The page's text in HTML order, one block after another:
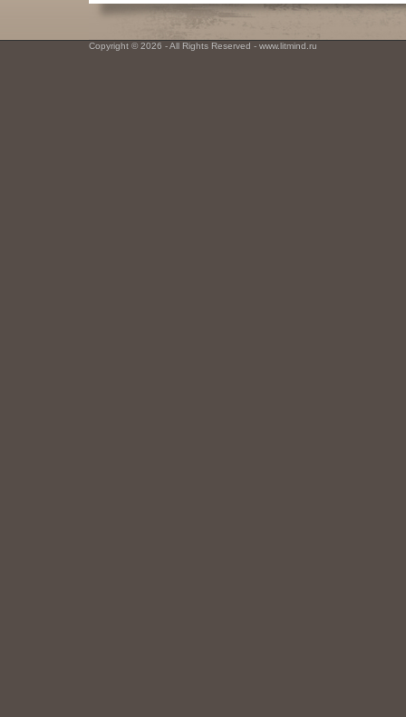
Copyright © 2026 - All Rights Reserved - www.litmind.ru